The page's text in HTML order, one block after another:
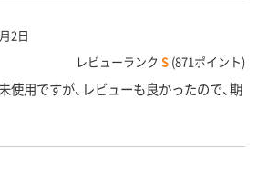
2日
レビューランク S (871ポイント)
使用ですが、レビューも良かったので、期